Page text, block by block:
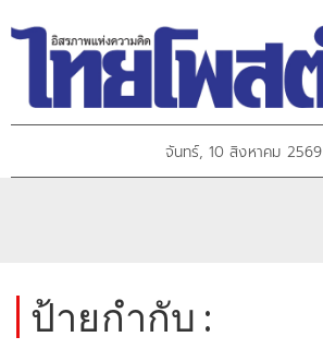
จันทร์, 10 สิงหาคม 2569
ป้ายกำกับ :